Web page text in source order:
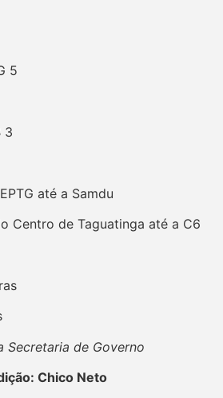
5
3
até a Samdu
Centro de Taguatinga até a C6
Secretaria de Governo
Chico Neto